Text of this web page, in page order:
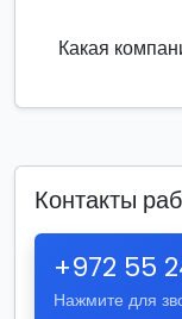
Какая
Контакты
+972 55
Нажмите для